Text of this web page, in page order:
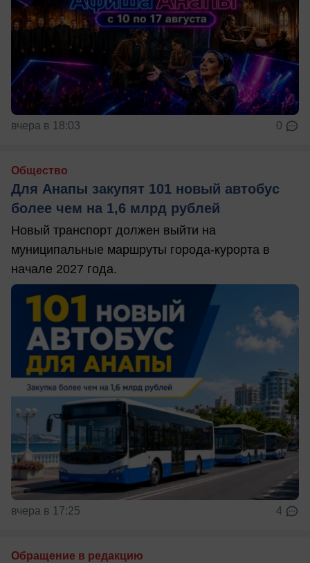
вчера в 18:03 0
Общество
Для Анапы закупят 101 новый автобус
более чем на 1,6 млрд рублей
Новый транспорт должен выйти на
муниципальные маршруты города-курорта в
начале 2027 года.
вчера в 17:25 4
Обращение в редакцию